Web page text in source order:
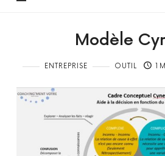
Modèle
ENTREPRISE OUTIL 1